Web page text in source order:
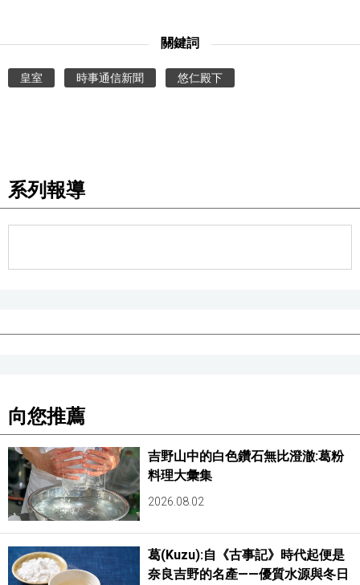
關鍵詞
皇室 時事通信新聞 悠仁殿下
系列報導
向您推薦
吉野山中的白色鑽石無比澄澈:葛粉
料理大彙集
2026.08.02
葛(Kuzu):自《古事記》時代起便是
奈良吉野的名產——優質水源與冬日